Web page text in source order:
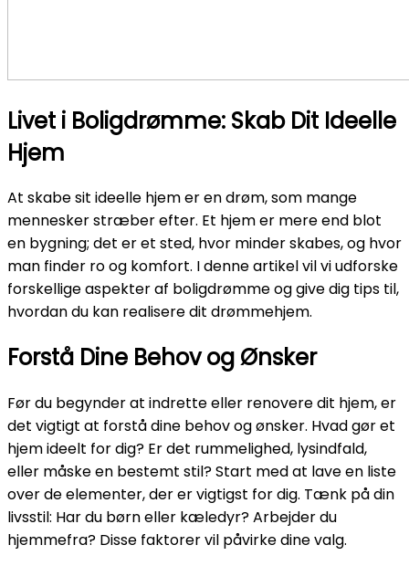
Livet i Boligdrømme: Skab Dit Ideelle
Hjem
At skabe sit ideelle hjem er en drøm, som mange
mennesker stræber efter. Et hjem er mere end blot
en bygning; det er et sted, hvor minder skabes, og hvor
man finder ro og komfort. I denne artikel vil vi udforske
forskellige aspekter af boligdrømme og give dig tips til,
hvordan du kan realisere dit drømmehjem.
Forstå Dine Behov og Ønsker
Før du begynder at indrette eller renovere dit hjem, er
det vigtigt at forstå dine behov og ønsker. Hvad gør et
hjem ideelt for dig? Er det rummelighed, lysindfald,
eller måske en bestemt stil? Start med at lave en liste
over de elementer, der er vigtigst for dig. Tænk på din
livsstil: Har du børn eller kæledyr? Arbejder du
hjemmefra? Disse faktorer vil påvirke dine valg.